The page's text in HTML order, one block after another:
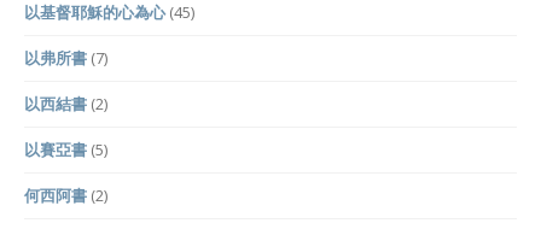
以基督耶穌的心為心(45)
以弗所書 (7)
以西結書 (2)
以賽亞書 (5)
何西阿書 (2)